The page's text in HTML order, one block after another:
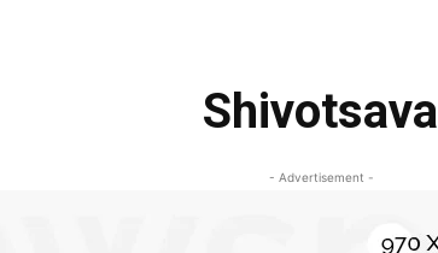
Shivotsava
- Advertisement -